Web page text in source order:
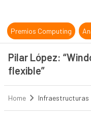
Premios Computing
Pilar López:
flexible”
Home Infraestructuras